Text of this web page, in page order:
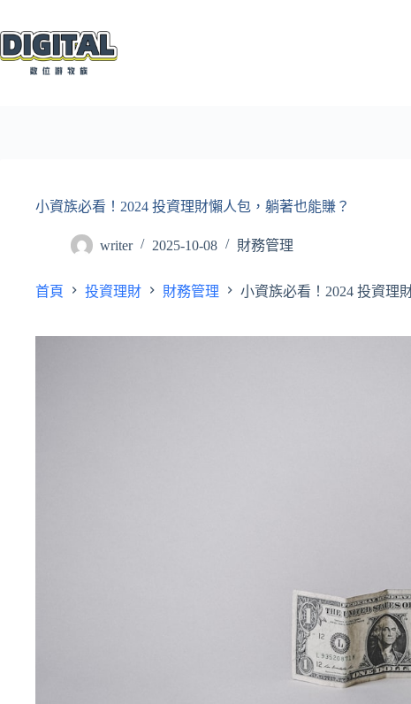
至
主
小資族必看！2024 投資理財懶人包，躺著也能賺？
writer 2025-10-08 財務管理
首頁 投資理財 財務管理 小資族必看！2024 投資理